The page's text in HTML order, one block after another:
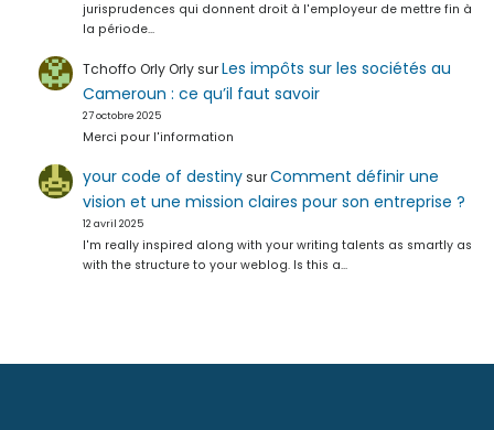
jurisprudences qui donnent droit à l'employeur de mettre fin à
la période…
Tchoffo Orly OrlysurLes impôts sur les sociétés au
Cameroun : ce qu’il faut savoir
27 octobre 2025
Merci pour l'information
your code of destinysurComment définir une
vision et une mission claires pour son entreprise ?
12 avril 2025
I'm really inspired along with your writing talents as smartly as
with the structure to your weblog. Is this a…